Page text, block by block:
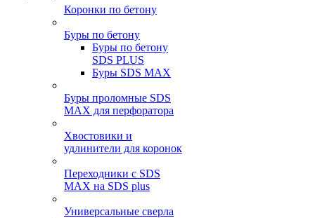
Коронки по бетону
Буры по бетону
Буры по бетону
SDS PLUS
Буры SDS MAX
Буры проломные SDS
MAX для перфоратора
Хвостовики и
удлинители для коронок
Переходники с SDS
MAX на SDS plus
Универсальные сверла